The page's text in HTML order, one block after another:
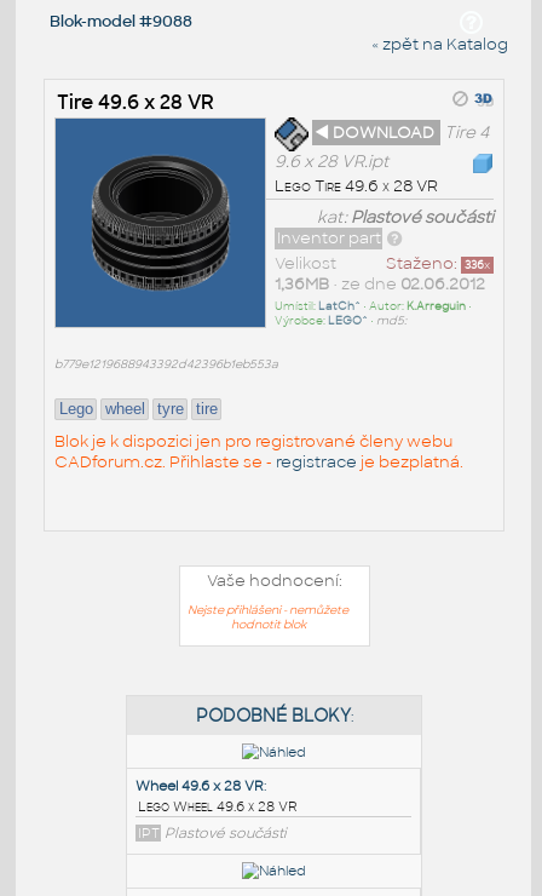
Blok-model #9088
« zpět na Katalog
Tire 49.6 x 28 VR
◄ DOWNLOAD
Tire 4
9.6 x 28 VR.ipt
Lego Tire 49.6 x 28 VR
kat:Plastové součásti
Inventor part
Staženo: 336x
Velikost
1,36MB• ze dne 02.06.2012
Umístil: LatCh^ • Autor: K.Arreguin•
Výrobce: LEGO^ • md5:
b779e1219688943392d42396b1eb553a
Lego wheel tyre tire
Blok je k dispozici jen pro registrované členy webu
CADforum.cz. Přihlaste se - registrace je bezplatná.
Vaše hodnocení:
Nejste přihlášeni - nemůžete
hodnotit blok